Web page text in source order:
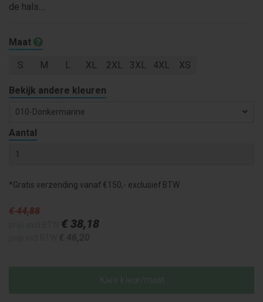
de hals....
Maat
S M L XL 2XL 3XL 4XL XS
Bekijk andere kleuren
010-Donkermarine
Aantal
*Gratis verzending vanaf €150,- exclusief BTW
€ 44,88
€ 38,18